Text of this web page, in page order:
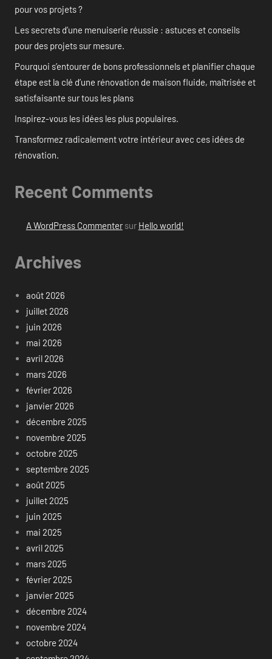
pour vos projets ?
Les secrets d’une menuiserie réussie : astuces et conseils
pour des projets sur mesure.
Pourquoi s’entourer de bons professionnels et planifier chaque
étape est la clé d’une rénovation de maison fluide, maîtrisée et
satisfaisante sur tous les plans
Inspirez-vous les idées les plus populaires.
Transformez radicalement votre intérieur avec ces idées de
rénovation.
Recent Comments
A WordPress Commentersur Hello world!
Archives
août 2026
juillet 2026
juin 2026
mai 2026
avril 2026
mars 2026
février 2026
janvier 2026
décembre 2025
novembre 2025
octobre 2025
septembre 2025
août 2025
juillet 2025
juin 2025
mai 2025
avril 2025
mars 2025
février 2025
janvier 2025
décembre 2024
novembre 2024
octobre 2024